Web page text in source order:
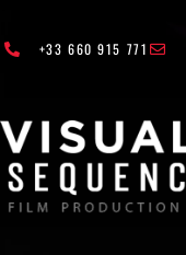
+33 660 915 771